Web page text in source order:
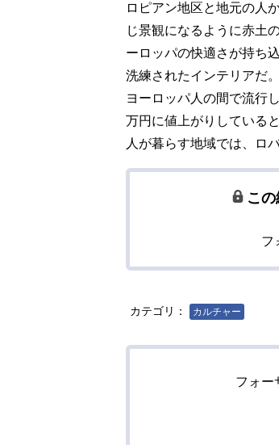
ロピアン地区と地元の人
じ景観になるように赤土
ーロッパの快適さが持ち
洗練されたインテリアだ
ヨーロッパ人の間で流行
万円に値上がりしている
人が暮らす地域では、ロ
こ
フ
カテゴリ： カルチャー
フォー